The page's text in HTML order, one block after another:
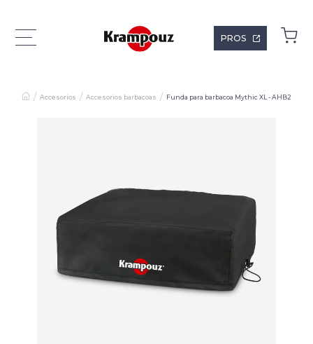
PROS
Accesorios Accesorios barbacoas Funda para barbacoa Mythic XL - AHB2